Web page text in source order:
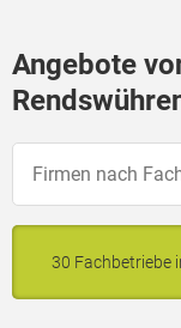
Angebote
30 Fachbetriebe